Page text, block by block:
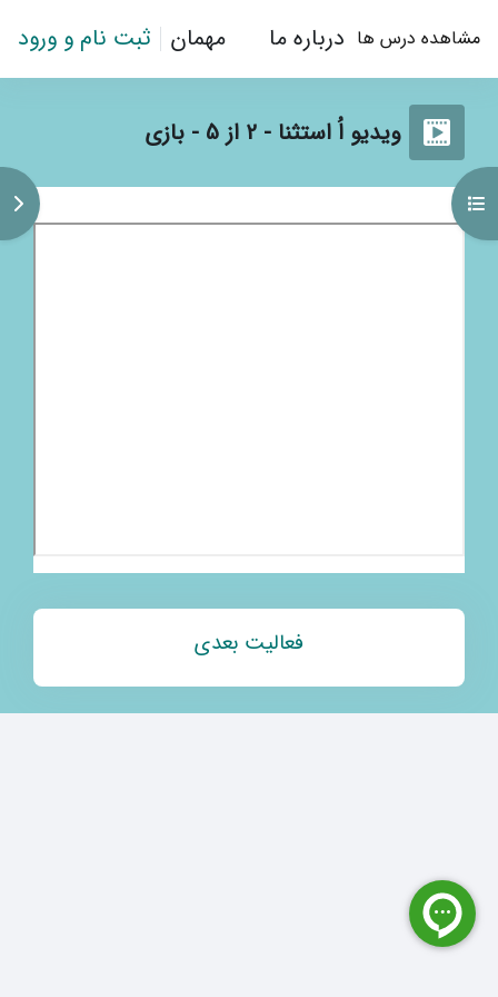
مشاهده درس ها درباره ما مهمان ثبت نام و ورود
ویدیو اُ استثنا - 2 از 5 - بازی
فهرست درس
نیازمندی‌های تکمیل
فعالیت بعدی